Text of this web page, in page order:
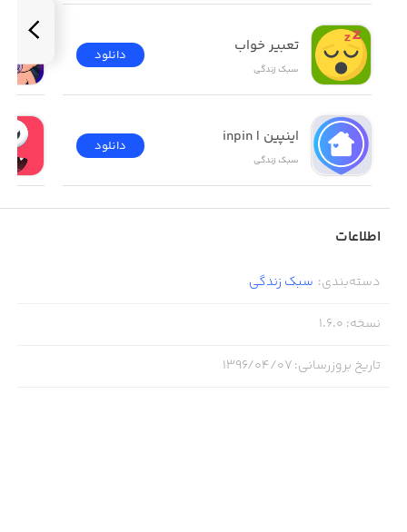
تعبیر خواب
سبک زندگی
دانلود
اینپین | inpin
سبک زندگی
دانلود
اطلاعات
دسته‌بندی: سبک زندگی
نسخه:
1.6.0
تاریخ بروزرسانی:۱۳۹۶/۰۴/۰۷